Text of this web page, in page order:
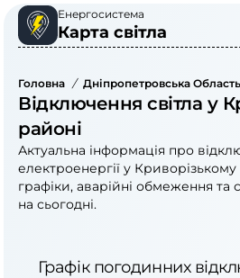
Енергосистема
Карта світла
Головна / Дніпропетровська Область
Відключення світла у
районі
Актуальна інформація про
електроенергії у
графіки, аварійні обмеження та
на сьогодні.
Графік погодинних